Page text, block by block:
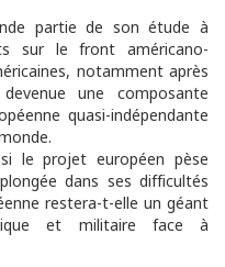
partie de son étude à
sur le front américano-
notamment après
une composante
quasi-indépendante
le projet européen pèse
dans ses difficultés
restera-t-elle un géant
et militaire face à